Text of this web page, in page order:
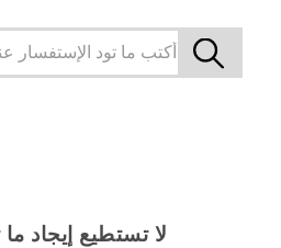
لا تستطيع إيجاد